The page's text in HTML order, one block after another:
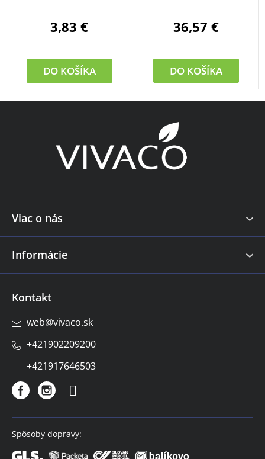
3,83 €
DO KOŠÍKA
36,57 €
DO KOŠÍKA
i
Viac o nás
Informácie
Kontakt
web@vivaco.sk
+421902209200
+421917646503
Spôsoby dopravy: